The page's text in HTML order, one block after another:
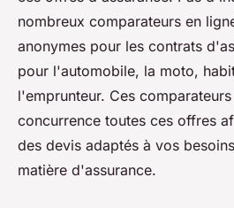
nombreux comparateurs en
anonymes pour les contrats
pour l'automobile, la moto,
l'emprunteur. Ces
concurrence toutes ces offres
des devis adaptés à vos
matière d'assurance.